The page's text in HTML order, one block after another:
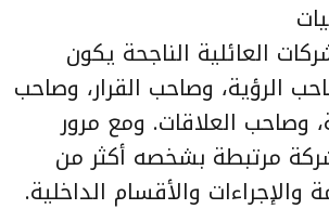
العائلية الناجحة يكون
الرؤية، وصاحب القرار، وصاحب
وصاحب العلاقات. ومع مرور
مرتبطة بشخصه أكثر من
والإجراءات والأقسام الداخلية.